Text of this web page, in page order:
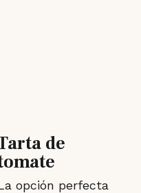
de
opción perfecta